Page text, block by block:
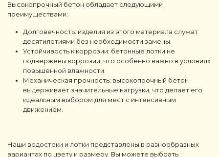
Высокопрочный бетон обладает следующими
преимуществами:
Долговечность: изделия из этого материала служат
десятилетиями без необходимости замены.
Устойчивость к коррозии: бетонные лотки не
подвержены коррозии, что особенно важно в условиях
повышенной влажности.
Механическая прочность: высокопрочный бетон
выдерживает значительные нагрузки, что делает его
идеальным выбором для мест с интенсивным
движением.
Наши водостоки и лотки представлены в разнообразных
вариантах по цвету и размеру. Вы можете выбрать